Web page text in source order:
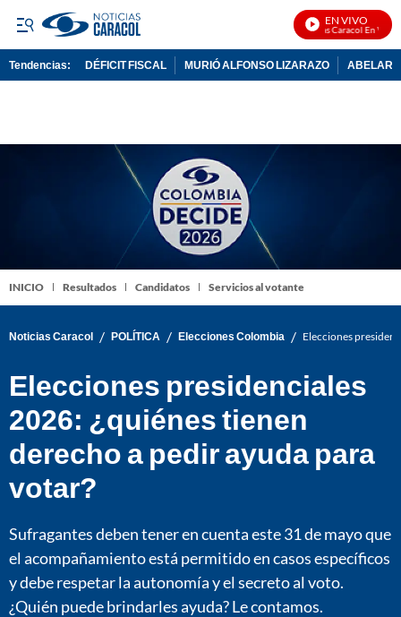
EN VIVO
Noticias Caracol En Vivo
Tendencias: DÉFICIT FISCAL MURIÓ ALFONSO LIZARAZO
INICIO Resultados Candidatos Servicios al votante
Noticias Caracol / POLÍTICA / Elecciones Colombia / Elecciones
Elecciones presidenciales
2026: ¿quiénes tienen
derecho a pedir ayuda para
votar?
Sufragantes deben tener en cuenta este 31 de mayo que
el acompañamiento está permitido en casos específicos
y debe respetar la autonomía y el secreto al voto.
¿Quién puede brindarles ayuda? Le contamos.